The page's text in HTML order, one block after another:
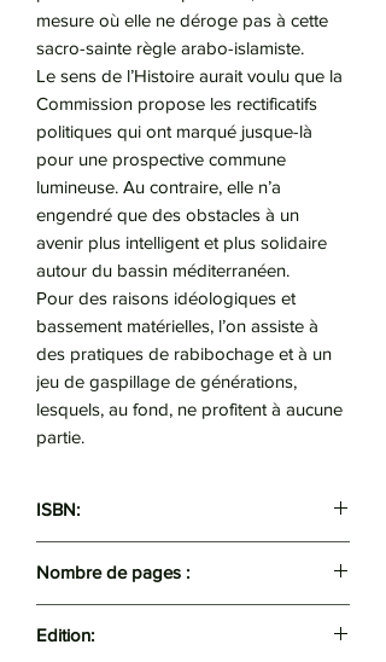
mesure où elle ne déroge pas à cette
sacro-sainte règle arabo-islamiste.
Le sens de l’Histoire aurait voulu que la
Commission propose les rectificatifs
politiques qui ont marqué jusque-là
pour une prospective commune
lumineuse. Au contraire, elle n’a
engendré que des obstacles à un
avenir plus intelligent et plus solidaire
autour du bassin méditerranéen.
Pour des raisons idéologiques et
bassement matérielles, l’on assiste à
des pratiques de rabibochage et à un
jeu de gaspillage de générations,
lesquels, au fond, ne profitent à aucune
partie.
ISBN:
Nombre de pages :
Edition: